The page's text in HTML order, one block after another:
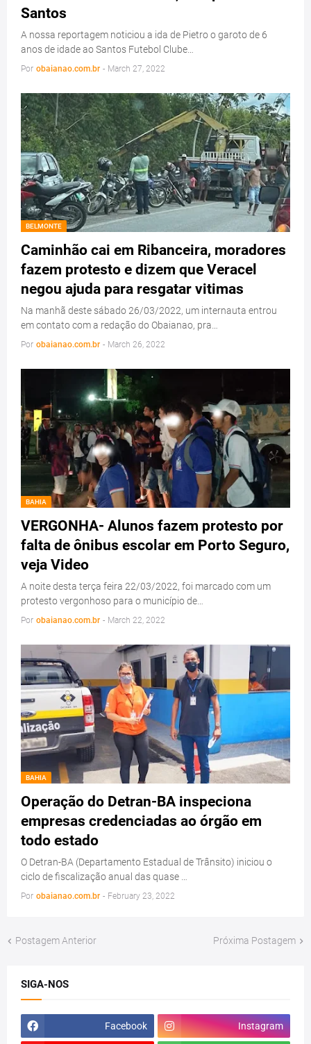
Santos
A nossa reportagem noticiou a ida de Pietro o garoto de 6
anos de idade ao Santos Futebol Clube…
Por obaianao.com.br - March 27, 2022
BELMONTE
Caminhão cai em Ribanceira, moradores
fazem protesto e dizem que Veracel
negou ajuda para resgatar vitimas
Na manhã deste sábado 26/03/2022, um internauta entrou
em contato com a redação do Obaianao, pra…
Por obaianao.com.br - March 26, 2022
BAHIA
VERGONHA- Alunos fazem protesto por
falta de ônibus escolar em Porto Seguro,
veja Video
A noite desta terça feira 22/03/2022, foi marcado com um
protesto vergonhoso para o município de…
Por obaianao.com.br - March 22, 2022
BAHIA
Operação do Detran-BA inspeciona
empresas credenciadas ao órgão em
todo estado
O Detran-BA (Departamento Estadual de Trânsito) iniciou o
ciclo de fiscalização anual das quase …
Por obaianao.com.br - February 23, 2022
Postagem Anterior Próxima Postagem
SIGA-NOS
Facebook Instagram